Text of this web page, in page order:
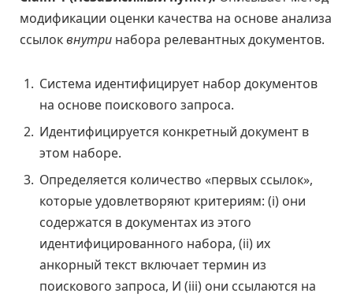
модификации оценки качества на основе анализа
ссылоквнутри набора релевантных документов.
Система идентифицирует набор документов
на основе поискового запроса.
Идентифицируется конкретный документ в
этом наборе.
Определяется количество «первых ссылок»,
которые удовлетворяют критериям: (i) они
содержатся в документах из этого
идентифицированного набора, (ii) их
анкорный текст включает термин из
поискового запроса, И (iii) они ссылаются на